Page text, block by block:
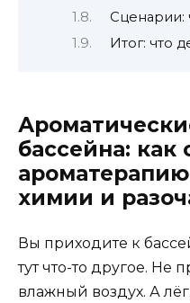
Сценарии:
Итог: что
бассейна: как
химии и
Вы приходите к
тут что-то другое. Не
влажный воздух. А